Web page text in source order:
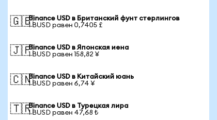
🇬🇧Binance USD в Британский фунт стерлингов
1 BUSD равен 0,7405 £
🇯🇵Binance USD в Японская иена
1 BUSD равен 158,82 ¥
🇨🇳Binance USD в Китайский юань
1 BUSD равен 6,74 ¥
🇹🇷Binance USD в Турецкая лира
1 BUSD равен 47,68 ₺